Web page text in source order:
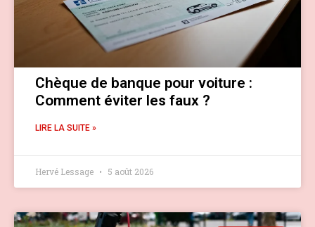
Chèque de banque pour voiture :
Comment éviter les faux ?
LIRE LA SUITE »
Hervé Lessage 5 août 2026